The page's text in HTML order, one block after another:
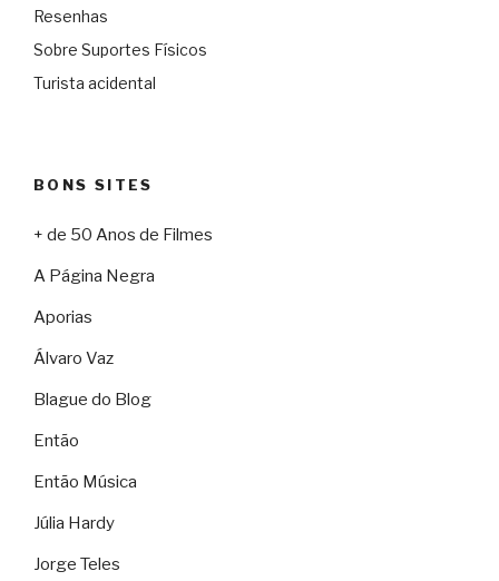
Resenhas
Sobre Suportes Físicos
Turista acidental
BONS SITES
+ de 50 Anos de Filmes
A Página Negra
Aporias
Álvaro Vaz
Blague do Blog
Então
Então Música
Júlia Hardy
Jorge Teles